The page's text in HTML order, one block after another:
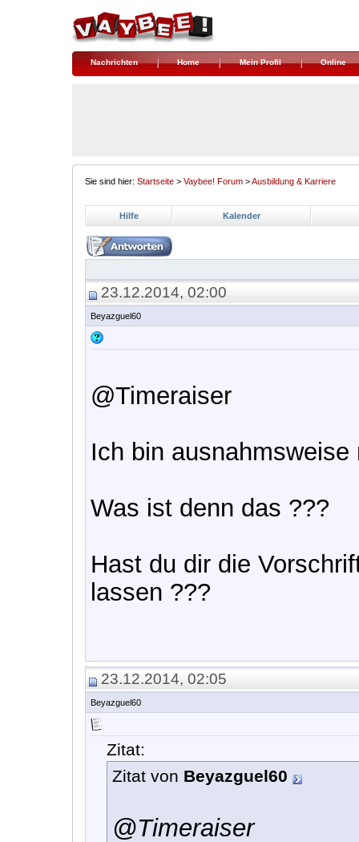
Nachrichten Home Mein Profil Online
Sie sind hier: Startseite > Vaybee! Forum >Ausbildung & Karriere
Hilfe Kalender
23.12.2014, 02:00
Beyazguel60
@Timeraiser
Ich bin
Was ist denn das ???
Hast du dir die
lassen ???
23.12.2014, 02:05
Beyazguel60
Zitat:
Zitat von Beyazguel60
@Timeraiser